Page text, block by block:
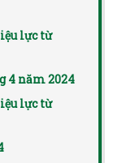
lực từ
4 năm 2024
lực từ